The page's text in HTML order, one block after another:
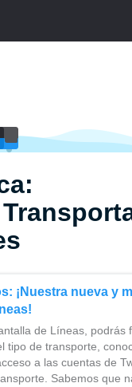
¡Nuestra nueva y
de Líneas, podrás
tipo de transporte,
a las cuentas de
Sabemos que